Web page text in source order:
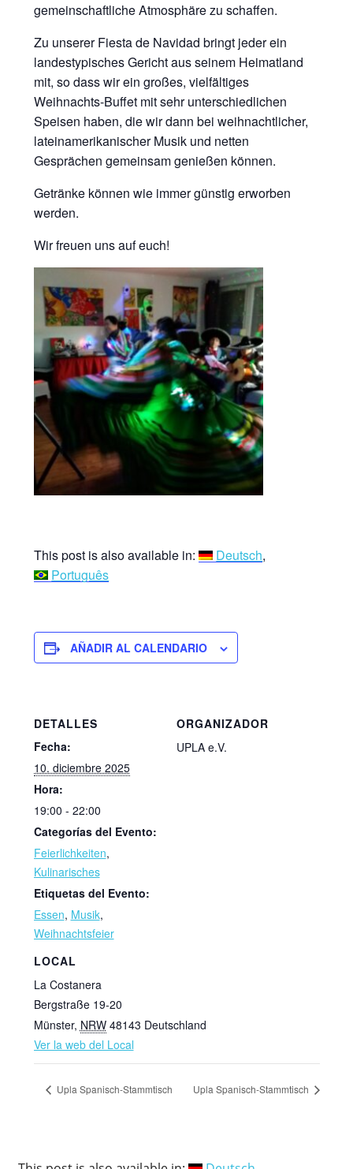
gemeinschaftliche Atmosphäre zu schaffen.
Zu unserer Fiesta de Navidad bringt jeder ein
landestypisches Gericht aus seinem Heimatland
mit, so dass wir ein großes, vielfältiges
Weihnachts-Buffet mit sehr unterschiedlichen
Speisen haben, die wir dann bei weihnachtlicher,
lateinamerikanischer Musik und netten
Gesprächen gemeinsam genießen können.
Getränke können wie immer günstig erworben
werden.
Wir freuen uns auf euch!
This post is also available in:
Deutsch
Português
AÑADIR AL CALENDARIO
DETALLES
Fecha:
10. diciembre 2025
Hora:
19:00 - 22:00
Categorías del Evento:
Feierlichkeiten,
Kulinarisches
Etiquetas del Evento:
Essen, Musik,
Weihnachtsfeier
LOCAL
La Costanera
Bergstraße 19-20
Münster, NRW 48143 Deutschland
Ver la web del Local
ORGANIZADOR
UPLA e.V.
Upla Spanisch-Stammtisch Upla Spanisch-Stammtisch